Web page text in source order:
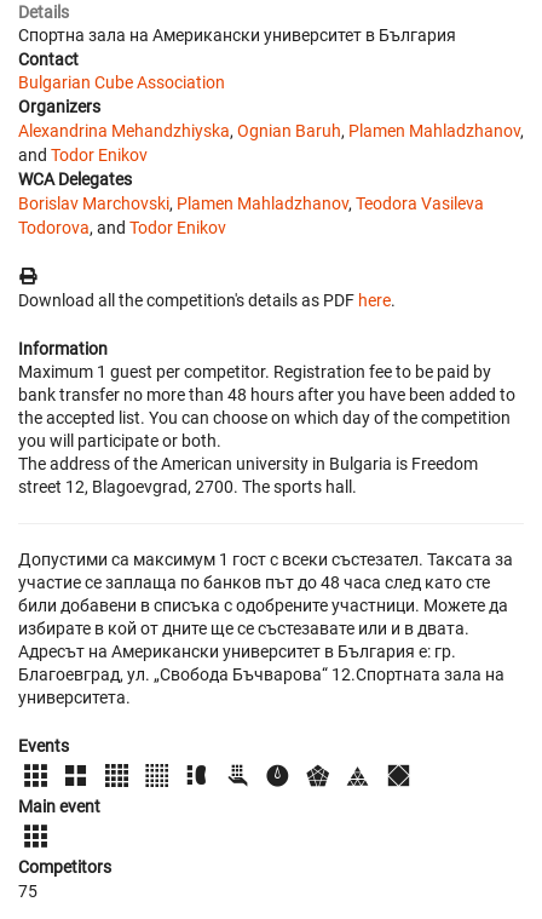
Details
Спортна зала на Американски университет в България
Contact
Bulgarian Cube Association
Organizers
Alexandrina Mehandzhiyska, Ognian Baruh, Plamen Mahladzhanov,
and Todor Enikov
WCA Delegates
Borislav Marchovski, Plamen Mahladzhanov, Teodora Vasileva
Todorova, and Todor Enikov
Download all the competition's details as PDF here.
Information
Maximum 1 guest per competitor. Registration fee to be paid by
bank transfer no more than 48 hours after you have been added to
the accepted list. You can choose on which day of the competition
you will participate or both.
The address of the American university in Bulgaria is Freedom
street 12, Blagoevgrad, 2700. The sports hall.
Допустими са максимум 1 гост с всеки състезател. Таксата за
участие се заплаща по банков път до 48 часа след като сте
били добавени в списъка с одобрените участници. Можете да
избирате в кой от дните ще се състезавате или и в двата.
Адресът на Американски университет в България е: гр.
Благоевград, ул. „Свобода Бъчварова“ 12.Спортната зала на
университета.
Events
Main event
Competitors
75